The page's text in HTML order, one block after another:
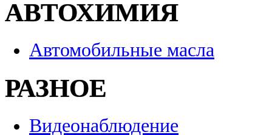
АВТОХИМИЯ
Автомобильные масла
РАЗНОЕ
Видеонаблюдение